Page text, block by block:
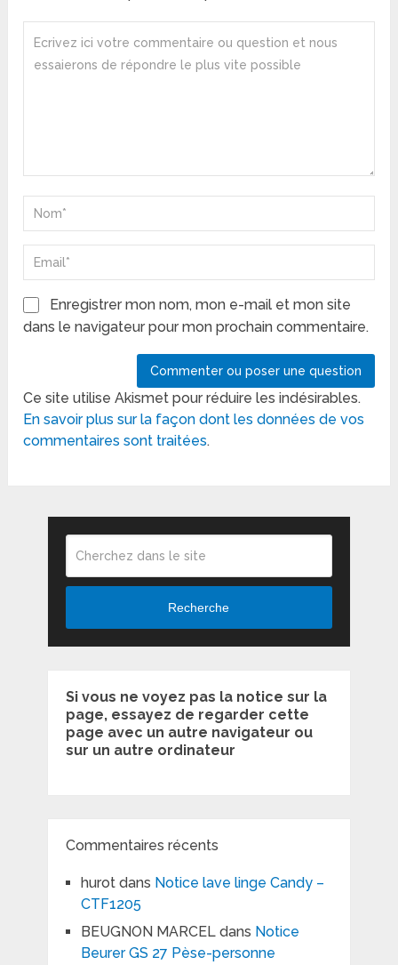
Enregistrer mon nom, mon e-mail et mon site
dans le navigateur pour mon prochain commentaire.
Ce site utilise Akismet pour réduire les indésirables.
En savoir plus sur la façon dont les données de vos
commentaires sont traitées.
Recherche
Si vous ne voyez pas la notice sur la
page, essayez de regarder cette
page avec un autre navigateur ou
sur un autre ordinateur
Commentaires récents
hurotdans Notice lave linge Candy –
CTF1205
BEUGNON MARCELdans Notice
Beurer GS 27 Pèse-personne